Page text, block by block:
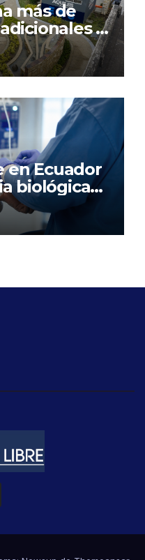
más de
a
fortalecer la
en Ecuador
biológica
de
por